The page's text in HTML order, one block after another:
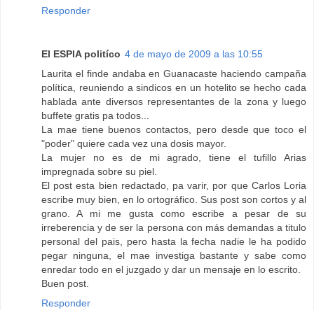
Responder
El ESPIA politíco 4 de mayo de 2009 a las 10:55
Laurita el finde andaba en Guanacaste haciendo campaña
política, reuniendo a sindicos en un hotelito se hecho cada
hablada ante diversos representantes de la zona y luego
buffete gratis pa todos...
La mae tiene buenos contactos, pero desde que toco el
"poder" quiere cada vez una dosis mayor.
La mujer no es de mi agrado, tiene el tufillo Arias
impregnada sobre su piel.
El post esta bien redactado, pa varir, por que Carlos Loria
escribe muy bien, en lo ortográfico. Sus post son cortos y al
grano. A mi me gusta como escribe a pesar de su
irreberencia y de ser la persona con más demandas a titulo
personal del pais, pero hasta la fecha nadie le ha podido
pegar ninguna, el mae investiga bastante y sabe como
enredar todo en el juzgado y dar un mensaje en lo escrito.
Buen post.
Responder